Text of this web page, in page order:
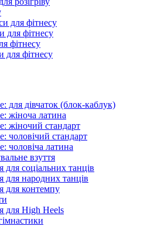
для фітнесу
для фітнесу
фітнесу
для фітнесу
для дівчаток (блок-каблук)
жіноча латина
жіночий стандарт
чоловічий стандарт
чоловіча латина
взуття
для соціальних танців
для народних танців
для контемпу
для High Heels